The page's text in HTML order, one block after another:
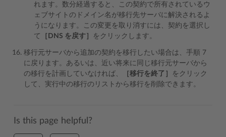
れます。数分経過すると、この契約で所有されているウ
ェブサイトのドメイン名が移行先サーバに解決されるよ
うになります。この変更を取り消すには、契約を選択し
て
［DNS を戻す］ をクリックします。
移行元サーバから追加の契約を移行したい場合は、手順 7
に戻ります。あるいは、近い将来に同じ移行元サーバから
の移行を計画していなければ、
［移行を終了］
をクリック
して、実行中の移行のリストから移行を削除できます。
Is this page helpful?